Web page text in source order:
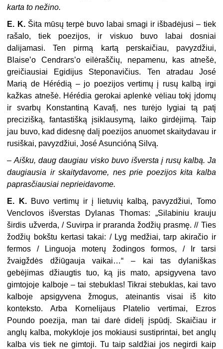
karta to nežino.
E. K. Šita mūsų terpė buvo labai smagi ir išbadėjusi – tiek
rašalo, tiek poezijos, ir viskuo buvo labai dosniai
dalijamasi. Ten pirmą kartą perskaičiau, pavyzdžiui,
Blaise’o Cendrars’o eilėraščių, nepamenu, kas atnešė,
greičiausiai Egidijus Steponavičius. Ten atradau José
Marią de Hérédią – jo poezijos vertimų į rusų kalbą irgi
kažkas atnešė. Hérédia gerokai aplenkė vėliau tokį įdomų
ir svarbų Konstantiną Kavafį, nes turėjo lygiai tą patį
precizišką, fantastišką įsiklausymą, laiko girdėjimą. Taip
jau buvo, kad didesnę dalį poezijos anuomet skaitydavau ir
rusiškai, pavyzdžiui, José Asuncióną Silvą.
–Aišku, daug daugiau visko buvo išversta į rusų kalbą. Ja
daugiausia ir skaitydavome, nes prie poezijos kita kalba
paprasčiausiai neprieidavome.
E. K. Buvo vertimų ir į lietuvių kalbą, pavyzdžiui, Tomo
Venclovos išverstas Dylanas Thomas: „Silabiniu krauju
širdis užverda, / Suvirpa ir praranda žodžių prasmę. // Ties
žodžių bokštu kertasi takai: / Lyg medžiai, tarp akiračio ir
fermos / Linguoja moterų žodingos formos, / Ir tarsi
žvaigždės džiūgauja vaikai…“ – kai tas dylaniškas
gebėjimas džiaugtis tuo, ką jis mato, apsigyvena tavo
gimtojoje kalboje – tai stebuklas! Tikrai stebuklas, kai tavo
kalboje apsigyvena žmogus, ateinantis visai iš kito
konteksto. Arba Kornelijaus Platelio vertimai, Ezros
Poundo poezija, man tai darė didelį įspūdį. Skaičiau ir
anglų kalba, mokykloje jos mokiausi sustiprintai, bet anglų
kalba vis tiek ne gimtoji. Tu taip saldžiai jos negirdi kaip